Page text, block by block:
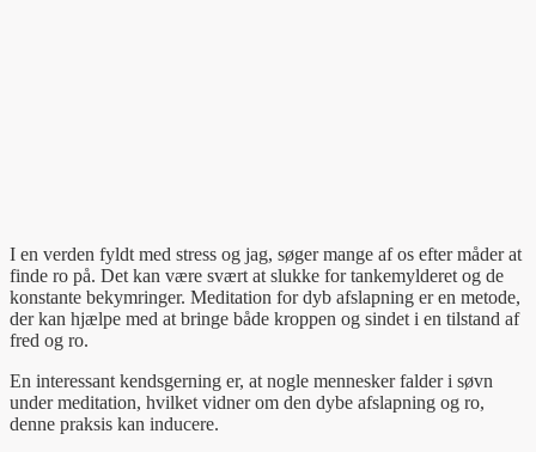
I en verden fyldt med stress og jag, søger mange af os efter måder at
finde ro på. Det kan være svært at slukke for tankemylderet og de
konstante bekymringer. Meditation for dyb afslapning er en metode,
der kan hjælpe med at bringe både kroppen og sindet i en tilstand af
fred og ro.
En interessant kendsgerning er, at nogle mennesker falder i søvn
under meditation, hvilket vidner om den dybe afslapning og ro,
denne praksis kan inducere.